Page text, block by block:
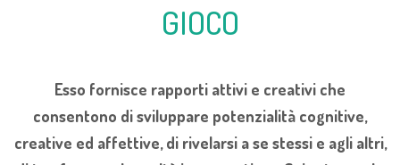
GIOCO
Esso fornisce rapporti attivi e creativi che
consentono di sviluppare potenzialità cognitive,
creative ed affettive, di rivelarsi a se stessi e agli altri,